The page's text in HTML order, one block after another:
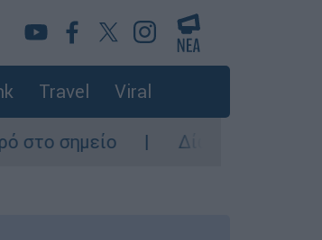
Travel Viral
Δίωξη για ανθρωποκτονία από